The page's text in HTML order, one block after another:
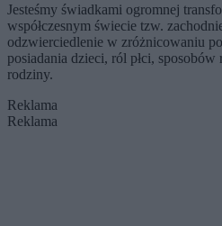
Jesteśmy świadkami ogromnej
współczesnym świecie tzw.
odzwierciedlenie w zróżnicowaniu
posiadania dzieci, ról płci,
rodziny.
Reklama
Reklama